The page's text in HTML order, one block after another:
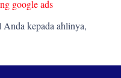
kepada ahlinya,